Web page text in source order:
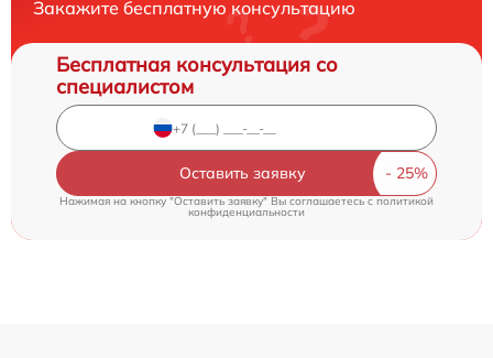
Закажите бесплатную консультацию
Бесплатная консультация со
специалистом
Оставить заявку
Нажимая на кнопку "Оставить заявку" Вы соглашаетесь cполитикой
конфиденциальности